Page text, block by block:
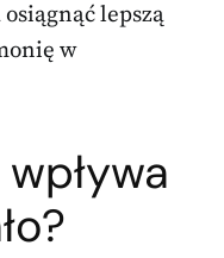
lepszą
w